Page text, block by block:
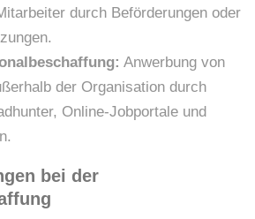
durch Beförderungen oder
Anwerbung von
der Organisation durch
Online-Jobportale und
bei der